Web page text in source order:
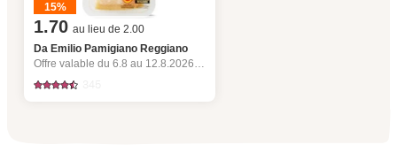
15%
1.70 au lieu de 2.00
Da Emilio Pamigiano Reggiano
Offre valable du 6.8 au 12.8.2026, jusqu’à épuisement du stock.